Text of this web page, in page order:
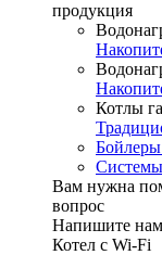
продукция
Котлы
Бойлеры
Вам нужна
вопрос
Напишите нам
Котел с Wi-Fi